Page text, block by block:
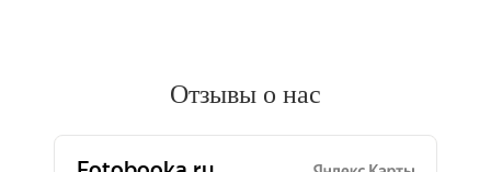
Отзывы о нас